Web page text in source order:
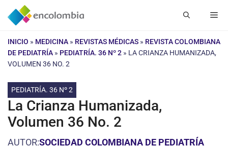
Saltar
INICIO » MEDICINA » REVISTAS MÉDICAS » REVISTA COLOMBIANA
DE PEDIATRÍA » PEDIATRÍA. 36 Nº 2 » LA CRIANZA HUMANIZADA,
VOLUMEN 36 NO. 2
PEDIATRÍA. 36 Nº 2
La Crianza Humanizada,
Volumen 36 No. 2
AUTOR:SOCIEDAD COLOMBIANA DE PEDIATRÍA